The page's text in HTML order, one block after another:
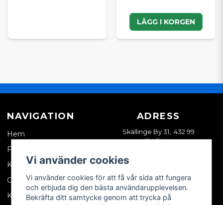
LÄGG I KORGEN
NAVIGATION
Hem
Företagskund
Kontakta oss
Om oss
Köpvillkor
ADRESS
Skällinge By 31, 432 99
Skällinge
Vi använder cookies
Vi använder cookies för att få vår sida att fungera
och erbjuda dig den bästa användarupplevelsen.
Bekräfta ditt samtycke genom att trycka på